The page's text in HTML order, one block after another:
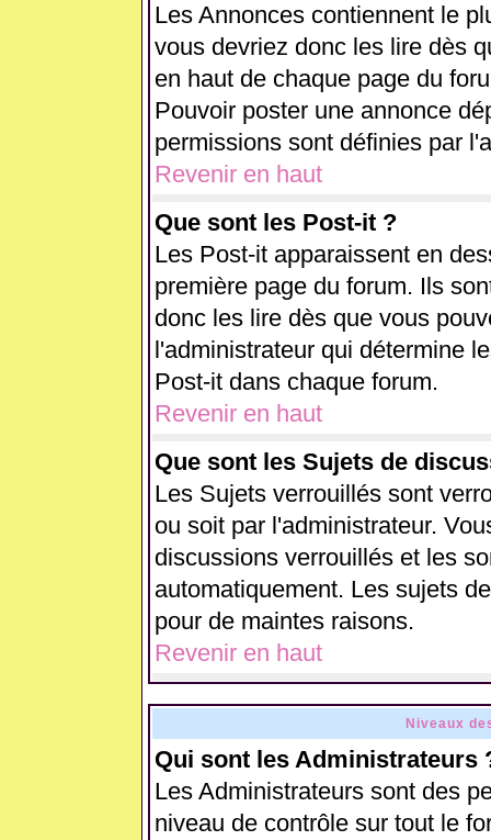
Les Annonces contiennent le
vous devriez donc les lire dès
en haut de chaque page du
Pouvoir poster une annonce
permissions sont définies par
Revenir en haut
Que sont les Post-it ?
Les Post-it apparaissent en
première page du forum. Ils
donc les lire dès que vous
l'administrateur qui détermine
Post-it dans chaque forum.
Revenir en haut
Que sont les Sujets de
Les Sujets verrouillés sont
ou soit par l'administrateur.
discussions verrouillés et les
automatiquement. Les sujets
pour de maintes raisons.
Revenir en haut
Niveaux
Qui sont les Administrateurs
Les Administrateurs sont des
niveau de contrôle sur tout le